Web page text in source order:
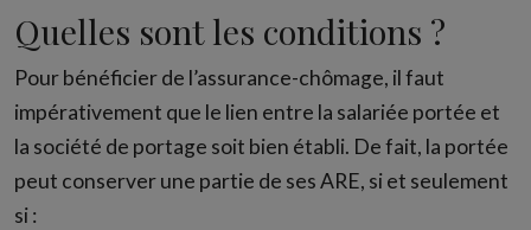
Quelles sont les conditions ?
Pour bénéficier de l’assurance-chômage, il faut
impérativement que le lien entre la salariée portée et
la société de portage soit bien établi. De fait, la portée
peut conserver une partie de ses ARE, si et seulement
si :